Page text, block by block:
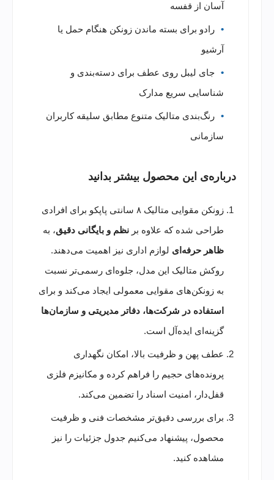
آسان از قفسه
رادو برای بسته ماندن زونکن هنگام حمل یا
آرشیو
جای لیبل روی عطف برای دسته‌بندی و
شناسایی سریع مدارک
رنگ‌بندی متالیک متنوع مطابق سلیقه کاربران
سازمانی
درباره‌ی این محصول بیشتر بدانید
زونکن مقوایی متالیک ۸ سانتی پاپکو برای افرادی
طراحی شده که علاوه بر نظم و بایگانی دقیق، به
ظاهر حرفه‌ای لوازم اداری نیز اهمیت می‌دهند.
روکش متالیک این مدل، جلوه‌ای رسمی‌تر نسبت
به زونکن‌های مقوایی معمولی ایجاد می‌کند و برای
استفاده در شرکت‌ها، دفاتر مدیریتی و سازمان‌ها
گزینه‌ای ایده‌آل است.
عطف پهن و ظرفیت بالا، امکان نگهداری
پرونده‌های حجیم را فراهم کرده و مکانیزم فلزی
قفل‌دار، امنیت اسناد را تضمین می‌کند.
برای بررسی دقیق‌تر مشخصات فنی و ظرفیت
محصول، پیشنهاد می‌کنیم جدول جزئیات را نیز
مشاهده کنید.